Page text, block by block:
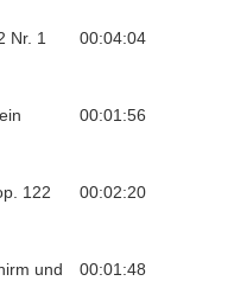
Nr. 1
00:04:04
00:01:56
122
00:02:20
und
00:01:48